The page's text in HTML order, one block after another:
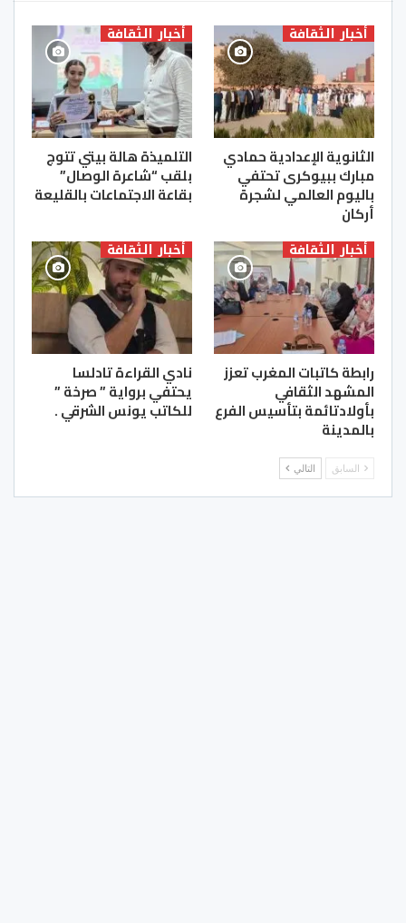
أخبار الثقافة
الثانوية الإعدادية حمادي
مبارك ببيوكرى تحتفي
باليوم العالمي لشجرة
أركان
أخبار الثقافة
التلميذة هالة بيتي تتوج
بلقب “شاعرة الوصال”
بقاعة الاجتماعات بالقليعة
أخبار الثقافة
رابطة كاتبات المغرب تعزز
المشهد الثقافي
بأولادتائمة بتأسيس الفرع
بالمدينة
أخبار الثقافة
نادي القراءة تادلسا
يحتفي برواية ” صرخة ”
للكاتب يونس الشرقي .
السابق التالي